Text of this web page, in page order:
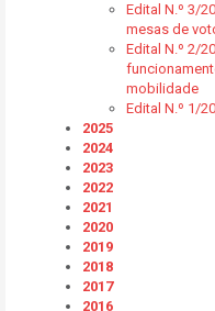
Edital N.º 3/
mesas de
Edital N.º 2/
mobilidade
Edital N.º 1/
2025
2024
2023
2022
2021
2020
2019
2018
2017
2016